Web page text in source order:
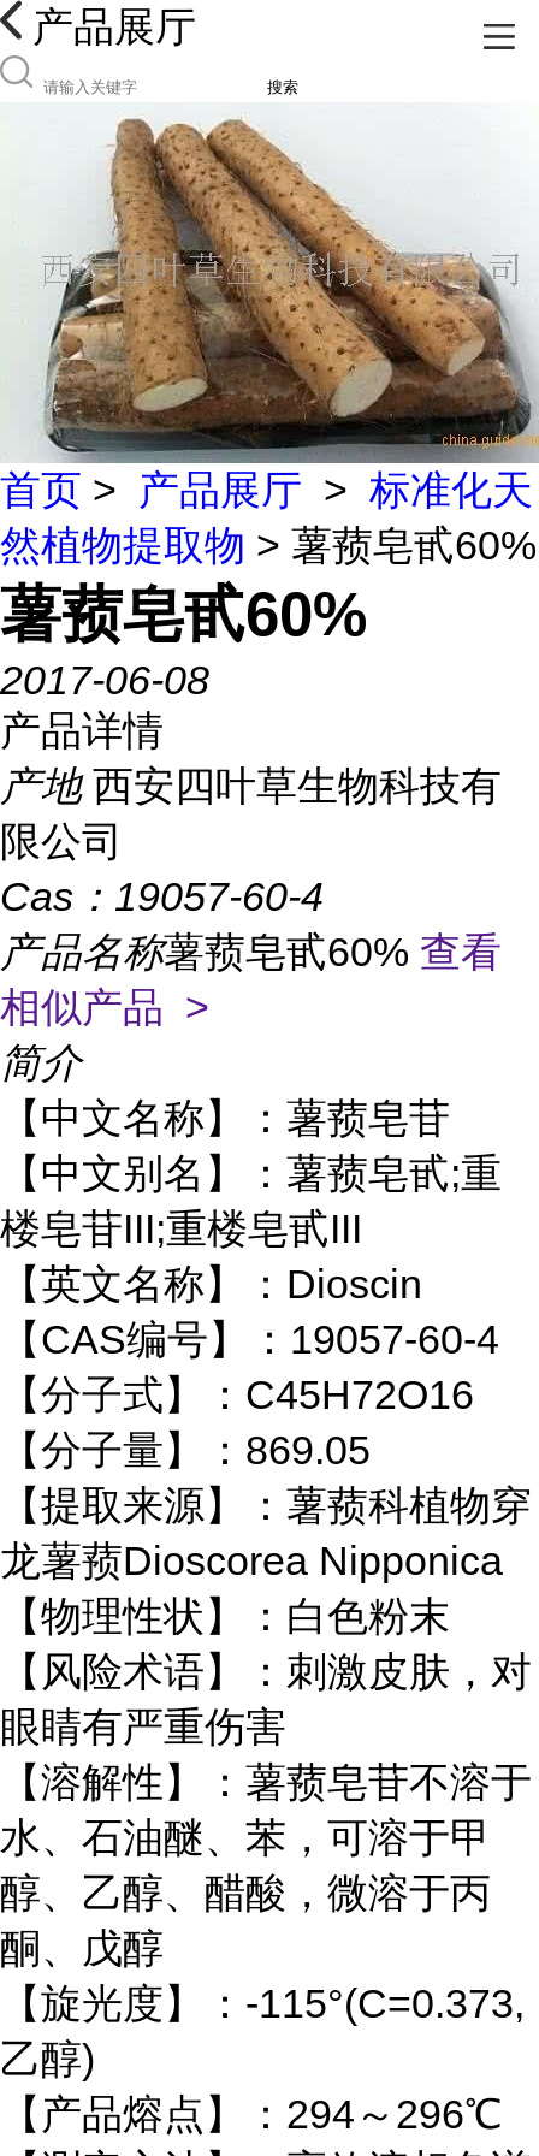
产品展厅
搜索
首页 > 产品展厅 > 标准化天
然植物提取物 > 薯蓣皂甙60%
薯蓣皂甙60%
2017-06-08
产品详情
产地 西安四叶草生物科技有
限公司
Cas： 19057-60-4
产品名称薯蓣皂甙60% 查看
相似产品 >
简介
【中文名称】：薯蓣皂苷
【中文别名】：薯蓣皂甙;重
楼皂苷III;重楼皂甙III
【英文名称】：Dioscin
【CAS编号】：19057-60-4
【分子式】：C45H72O16
【分子量】：869.05
【提取来源】：薯蓣科植物穿
龙薯蓣Dioscorea Nipponica
【物理性状】：白色粉末
【风险术语】：刺激皮肤，对
眼睛有严重伤害
【溶解性】：薯蓣皂苷不溶于
水、石油醚、苯，可溶于甲
醇、乙醇、醋酸，微溶于丙
酮、戊醇
【旋光度】：-115°(C=0.373,
乙醇)
【产品熔点】：294～296℃